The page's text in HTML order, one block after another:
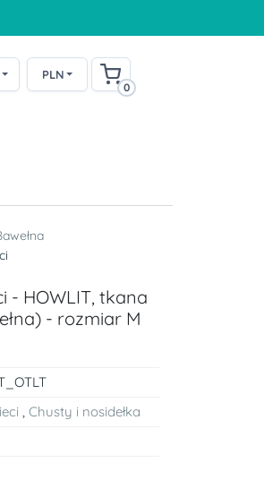
PLN
0
- HOWLIT, tkana
- rozmiar M
,Chusty i nosidełka